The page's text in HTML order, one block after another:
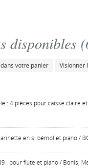
disponibles (
votre panier Visionner
: 4 pièces pour caisse claire
en si bémol et piano /
: pour flûte et piano / Bonis,